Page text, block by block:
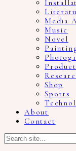
Media
Music
Novel
Product
Shop
Sports
About
Contact